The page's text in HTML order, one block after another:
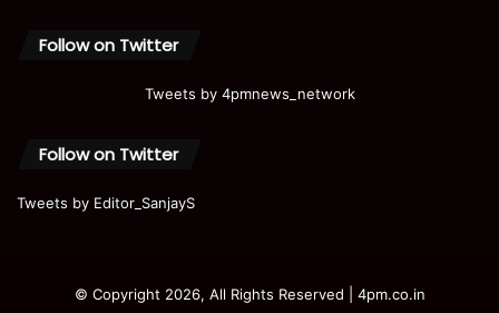
Follow on Twitter
Tweets by 4pmnews_network
Follow on Twitter
Tweets by Editor_SanjayS
© Copyright 2026, All Rights Reserved | 4pm.co.in